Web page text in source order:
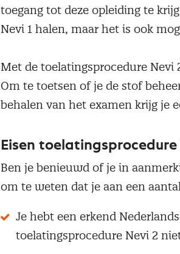
toegang tot deze opleiding te
Nevi 1 halen, maar het is ook
Met de toelatingsprocedure
Om te toetsen of je de stof
behalen van het examen krijg je
Eisen toelatingsprocedure
Ben je benieuwd of je in
om te weten dat je aan een
Je hebt een erkend
toelatingsprocedure Nevi 2